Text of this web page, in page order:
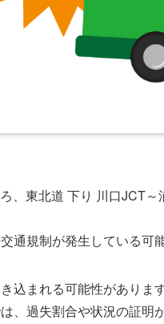
、東北道 下り 川口JCT
通規制が発生している可
込まれる可能性があります
、過失割合や状況の証明